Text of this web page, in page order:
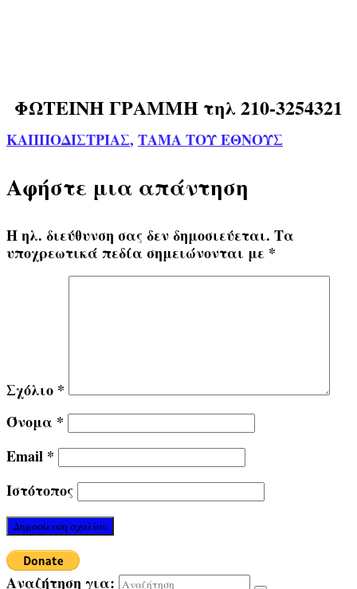
ΦΩΤΕΙΝΗ ΓΡΑΜΜΗ τηλ 210-3254321
ΚΑΠΠΟΔΙΣΤΡΙΑΣ, ΤΑΜΑ ΤΟΥ ΕΘΝΟΥΣ
Αφήστε μια απάντηση
Η ηλ. διεύθυνση σας δεν δημοσιεύεται. Τα
υποχρεωτικά πεδία σημειώνονται με *
Σχόλιο *
Όνομα *
Email *
Ιστότοπος
Αναζήτηση για: